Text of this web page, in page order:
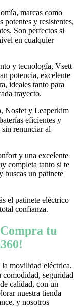
marcas como
y resistentes,
Son perfectos si
en cualquier
y tecnología, Vsett
potencia, excelente
ideales tanto para
trayecto.
Nosfet y Leaperkim
eficientes y
renunciar al
y una excelente
completa tanto si te
buscas un patinete
el patinete eléctrico
confianza.
tu
la movilidad eléctrica.
seguridad
calidad, con un
nuestra tienda
y nosotros